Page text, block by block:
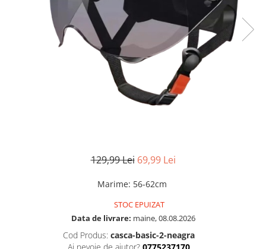
129,99 Lei 69,99 Lei
Marime: 56-62cm
STOC EPUIZAT
Data de livrare: maine, 08.08.2026
Cod Produs: casca-basic-2-neagra